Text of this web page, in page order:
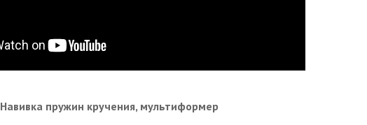
Навивка пружин кручения, мультиформер